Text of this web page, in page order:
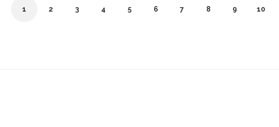
1 2 3 4 5 6 7 8 9 10